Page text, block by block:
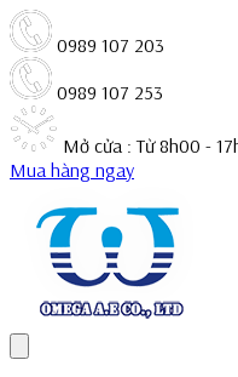
0989 107 203
0989 107 253
Mở cửa : Từ 8h00 -
Mua hàng ngay